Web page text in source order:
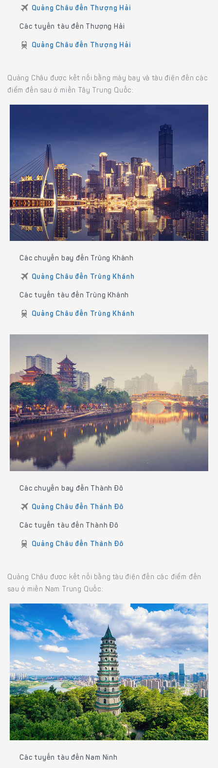
Quảng Châu đến Thượng Hải
Các tuyến tàu đến Thượng Hải
Quảng Châu đến Thượng Hải
Quảng Châu được kết nối bằng máy bay và tàu điện đến các
điểm đến sau ở miền Tây Trung Quốc:
Các chuyến bay đến Trùng Khánh
Quảng Châu đến Trùng Khánh
Các tuyến tàu đến Trùng Khánh
Quảng Châu đến Trùng Khánh
Các chuyến bay đến Thành Đô
Quảng Châu đến Thành Đô
Các tuyến tàu đến Thành Đô
Quảng Châu đến Thành Đô
Quảng Châu được kết nối bằng tàu điện đến các điểm đến
sau ở miền Nam Trung Quốc:
Các tuyến tàu đến Nam Ninh